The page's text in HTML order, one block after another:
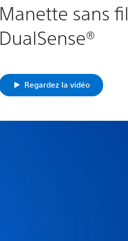
Manette sans fil
DualSense®
Regardez la vidéo